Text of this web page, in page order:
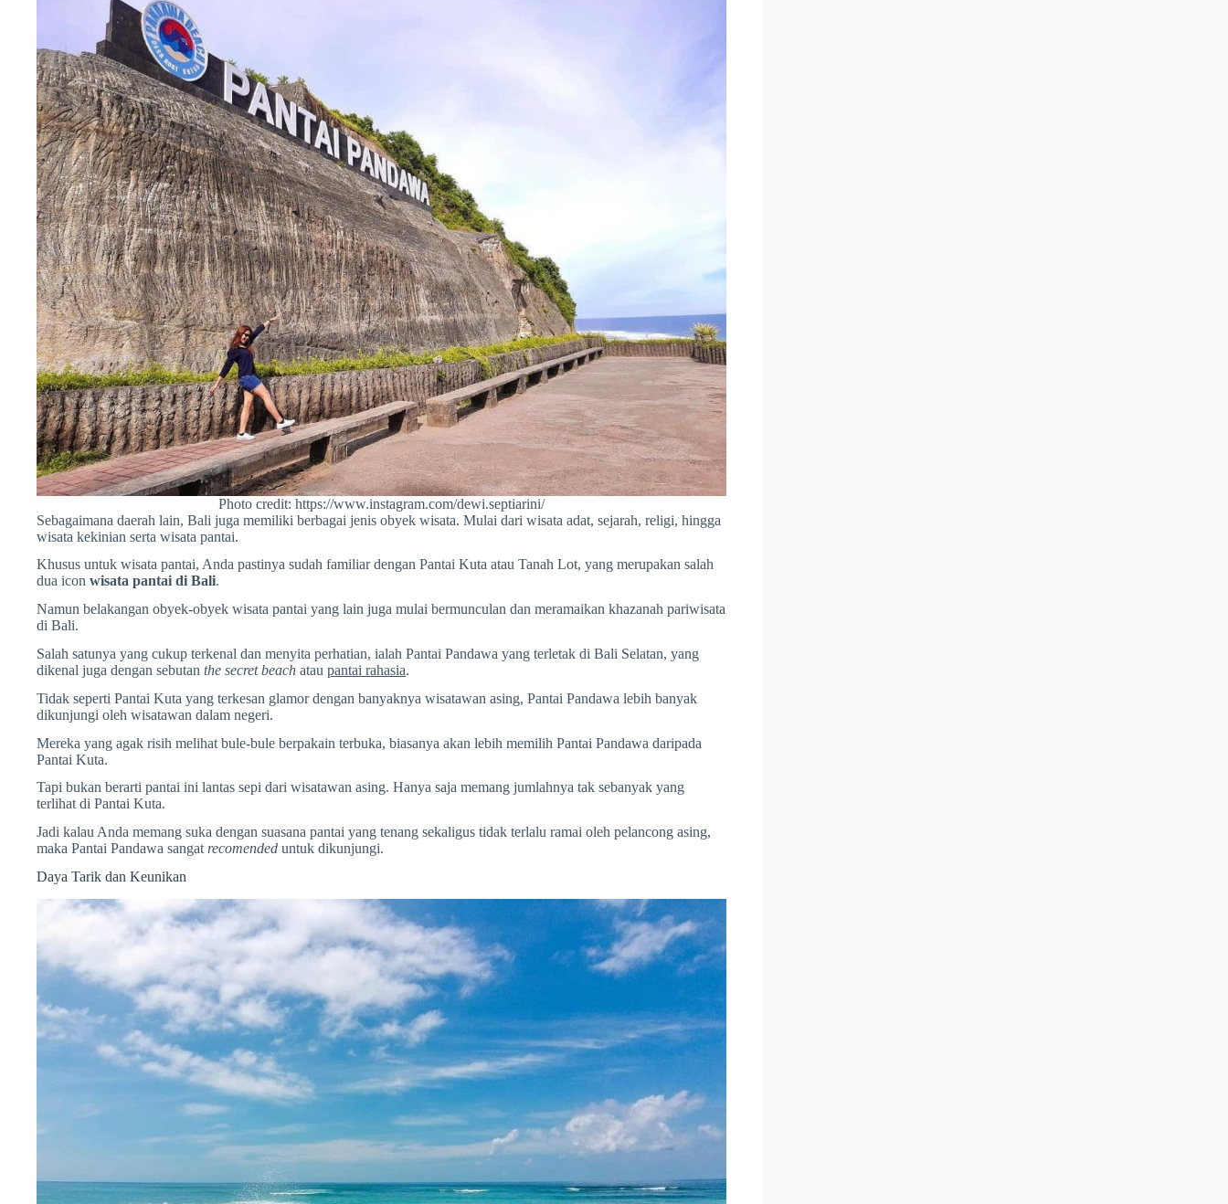
Photo credit: https://www.instagram.com/dewi.septiarini/
Sebagaimana daerah lain, Bali juga memiliki berbagai jenis obyek wisata. Mulai dari wisata adat, sejarah, religi, hingga
wisata kekinian serta wisata pantai.
Khusus untuk wisata pantai, Anda pastinya sudah familiar dengan Pantai Kuta atau Tanah Lot, yang merupakan salah
dua icon wisata pantai di Bali.
Namun belakangan obyek-obyek wisata pantai yang lain juga mulai bermunculan dan meramaikan khazanah pariwisata
di Bali.
Salah satunya yang cukup terkenal dan menyita perhatian, ialah Pantai Pandawa yang terletak di Bali Selatan, yang
dikenal juga dengan sebutan the secret beach atau pantai rahasia.
Tidak seperti Pantai Kuta yang terkesan glamor dengan banyaknya wisatawan asing, Pantai Pandawa lebih banyak
dikunjungi oleh wisatawan dalam negeri.
Mereka yang agak risih melihat bule-bule berpakain terbuka, biasanya akan lebih memilih Pantai Pandawa daripada
Pantai Kuta.
Tapi bukan berarti pantai ini lantas sepi dari wisatawan asing. Hanya saja memang jumlahnya tak sebanyak yang
terlihat di Pantai Kuta.
Jadi kalau Anda memang suka dengan suasana pantai yang tenang sekaligus tidak terlalu ramai oleh pelancong asing,
maka Pantai Pandawa sangat recomended untuk dikunjungi.
Daya Tarik dan Keunikan